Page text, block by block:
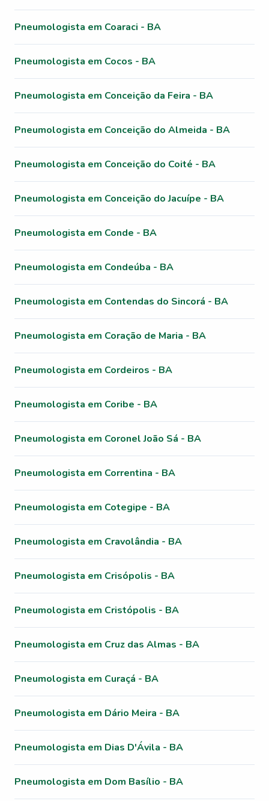
Pneumologista em Coaraci - BA
Pneumologista em Cocos - BA
Pneumologista em Conceição da Feira - BA
Pneumologista em Conceição do Almeida - BA
Pneumologista em Conceição do Coité - BA
Pneumologista em Conceição do Jacuípe - BA
Pneumologista em Conde - BA
Pneumologista em Condeúba - BA
Pneumologista em Contendas do Sincorá - BA
Pneumologista em Coração de Maria - BA
Pneumologista em Cordeiros - BA
Pneumologista em Coribe - BA
Pneumologista em Coronel João Sá - BA
Pneumologista em Correntina - BA
Pneumologista em Cotegipe - BA
Pneumologista em Cravolândia - BA
Pneumologista em Crisópolis - BA
Pneumologista em Cristópolis - BA
Pneumologista em Cruz das Almas - BA
Pneumologista em Curaçá - BA
Pneumologista em Dário Meira - BA
Pneumologista em Dias D'Ávila - BA
Pneumologista em Dom Basílio - BA